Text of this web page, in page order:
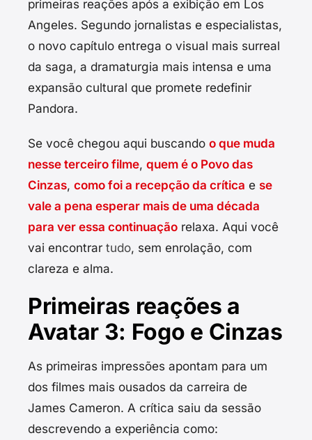
primeiras reações após a exibição em Los
Angeles. Segundo jornalistas e especialistas,
o novo capítulo entrega o visual mais surreal
da saga, a dramaturgia mais intensa e uma
expansão cultural que promete redefinir
Pandora.
Se você chegou aqui buscando o que muda
nesse terceiro filme, quem é o Povo das
Cinzas, como foi a recepção da crítica e se
vale a pena esperar mais de uma década
para ver essa continuação relaxa. Aqui você
vai encontrar tudo, sem enrolação, com
clareza e alma.
Primeiras reações a
Avatar 3: Fogo e Cinzas
As primeiras impressões apontam para um
dos filmes mais ousados da carreira de
James Cameron. A crítica saiu da sessão
descrevendo a experiência como: